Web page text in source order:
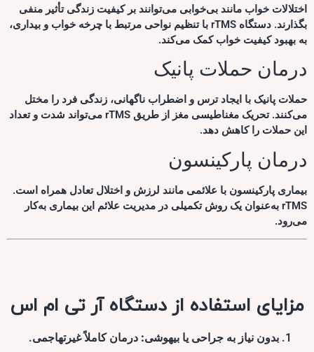
اختلالات خواب مانند بی‌خوابی می‌توانند بر کیفیت زندگی تأثیر منفی
بگذارند. دستگاه rTMS با تنظیم نواحی مرتبط با چرخه خواب و بیداری،
به بهبود کیفیت خواب کمک می‌کند.
درمان حملات پانیک
حملات پانیک با ایجاد ترس و اضطراب ناگهانی، زندگی فرد را مختل
می‌کنند. تحریک مغناطیسی مغز از طریق rTMS می‌تواند شدت و تعداد
این حملات را کاهش دهد.
درمان پارکینسون
بیماری پارکینسون با علائمی مانند لرزش و اختلال تعادل همراه است.
rTMS به‌عنوان یک روش تکمیلی در مدیریت علائم این بیماری به‌کار
می‌رود.
مزایای استفاده از دستگاه آر تی ام اس
بدون نیاز به جراحی یا بیهوشی: درمان کاملاً غیرتهاجمی.